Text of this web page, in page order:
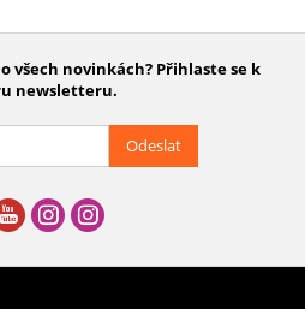
všech novinkách? Přihlaste se k
newsletteru.
Odeslat